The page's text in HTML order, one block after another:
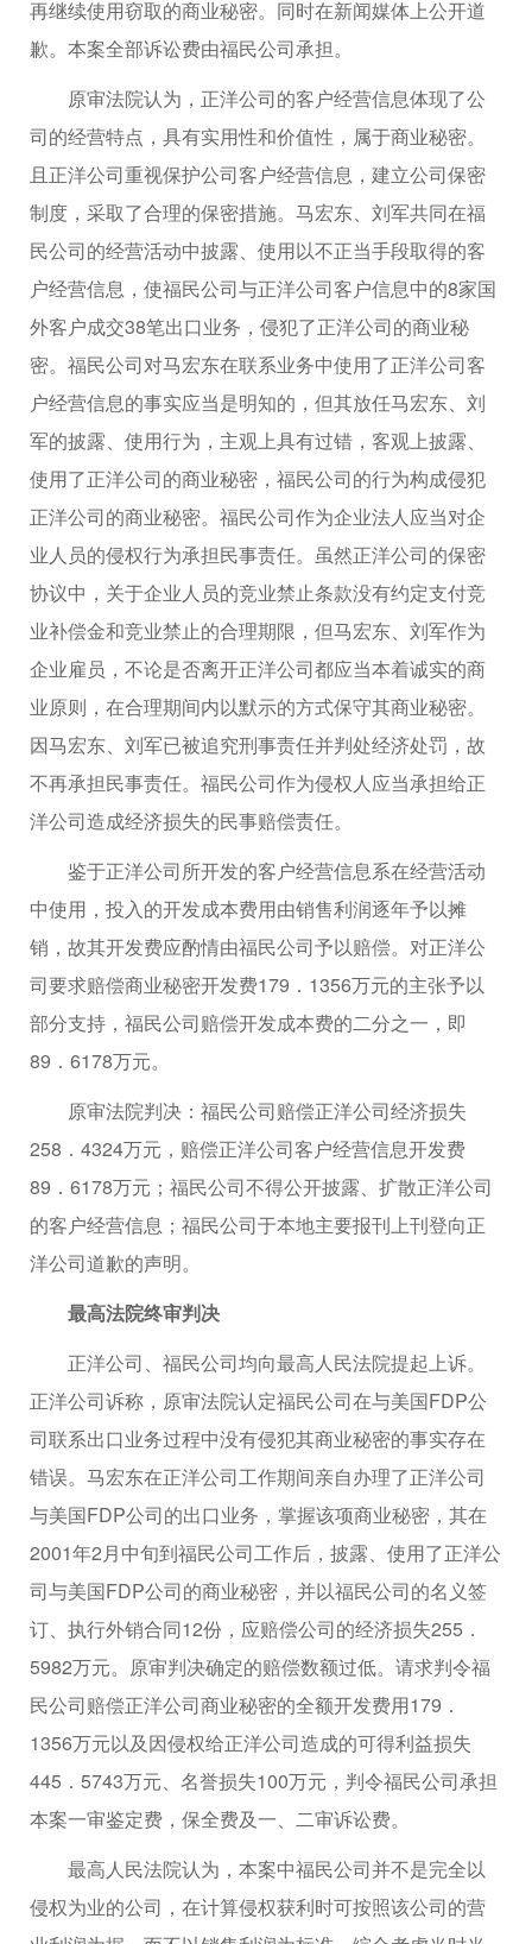
再继续使用窃取的商业秘密。同时在新闻媒体上公开道
歉。本案全部诉讼费由福民公司承担。
原审法院认为，正洋公司的客户经营信息体现了公
司的经营特点，具有实用性和价值性，属于商业秘密。
且正洋公司重视保护公司客户经营信息，建立公司保密
制度，采取了合理的保密措施。马宏东、刘军共同在福
民公司的经营活动中披露、使用以不正当手段取得的客
户经营信息，使福民公司与正洋公司客户信息中的8家国
外客户成交38笔出口业务，侵犯了正洋公司的商业秘
密。福民公司对马宏东在联系业务中使用了正洋公司客
户经营信息的事实应当是明知的，但其放任马宏东、刘
军的披露、使用行为，主观上具有过错，客观上披露、
使用了正洋公司的商业秘密，福民公司的行为构成侵犯
正洋公司的商业秘密。福民公司作为企业法人应当对企
业人员的侵权行为承担民事责任。虽然正洋公司的保密
协议中，关于企业人员的竞业禁止条款没有约定支付竞
业补偿金和竞业禁止的合理期限，但马宏东、刘军作为
企业雇员，不论是否离开正洋公司都应当本着诚实的商
业原则，在合理期间内以默示的方式保守其商业秘密。
因马宏东、刘军已被追究刑事责任并判处经济处罚，故
不再承担民事责任。福民公司作为侵权人应当承担给正
洋公司造成经济损失的民事赔偿责任。
鉴于正洋公司所开发的客户经营信息系在经营活动
中使用，投入的开发成本费用由销售利润逐年予以摊
销，故其开发费应酌情由福民公司予以赔偿。对正洋公
司要求赔偿商业秘密开发费179．1356万元的主张予以
部分支持，福民公司赔偿开发成本费的二分之一，即
89．6178万元。
原审法院判决：福民公司赔偿正洋公司经济损失
258．4324万元，赔偿正洋公司客户经营信息开发费
89．6178万元；福民公司不得公开披露、扩散正洋公司
的客户经营信息；福民公司于本地主要报刊上刊登向正
洋公司道歉的声明。
最高法院终审判决
正洋公司、福民公司均向最高人民法院提起上诉。
正洋公司诉称，原审法院认定福民公司在与美国FDP公
司联系出口业务过程中没有侵犯其商业秘密的事实存在
错误。马宏东在正洋公司工作期间亲自办理了正洋公司
与美国FDP公司的出口业务，掌握该项商业秘密，其在
2001年2月中旬到福民公司工作后，披露、使用了正洋公
司与美国FDP公司的商业秘密，并以福民公司的名义签
订、执行外销合同12份，应赔偿公司的经济损失255．
5982万元。原审判决确定的赔偿数额过低。请求判令福
民公司赔偿正洋公司商业秘密的全额开发费用179．
1356万元以及因侵权给正洋公司造成的可得利益损失
445．5743万元、名誉损失100万元，判令福民公司承担
本案一审鉴定费，保全费及一、二审诉讼费。
最高人民法院认为，本案中福民公司并不是完全以
侵权为业的公司，在计算侵权获利时可按照该公司的营